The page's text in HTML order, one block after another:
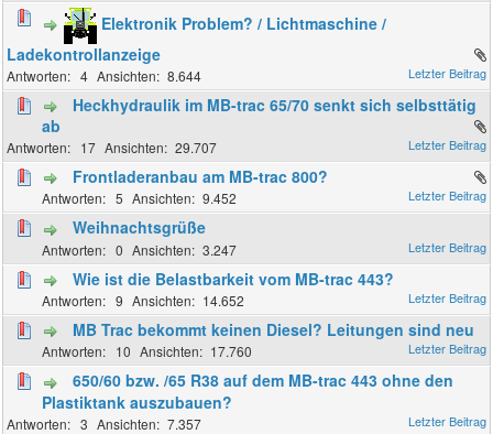
Elektronik Problem? / Lichtmaschine /
Ladekontrollanzeige
4 8.644
Heckhydraulik im MB-trac 65/70 senkt sich selbsttätig
ab
17 29.707
Frontladeranbau am MB-trac 800?
5 9.452
Weihnachtsgrüße
0 3.247
Wie ist die Belastbarkeit vom MB-trac 443?
9 14.652
MB Trac bekommt keinen Diesel? Leitungen sind neu
10 17.760
650/60 bzw. /65 R38 auf dem MB-trac 443 ohne den
Plastiktank auszubauen?
3 7.357